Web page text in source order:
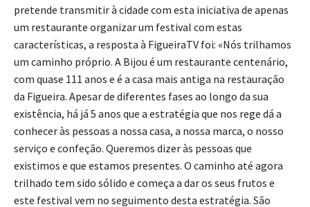
pretende transmitir à cidade com esta iniciativa de apenas
um restaurante organizar um festival com estas
características, a resposta à FigueiraTV foi: «Nós trilhamos
um caminho próprio. A Bijou é um restaurante centenário,
com quase 111 anos e é a casa mais antiga na restauração
da Figueira. Apesar de diferentes fases ao longo da sua
existência, há já 5 anos que a estratégia que nos rege dá a
conhecer às pessoas a nossa casa, a nossa marca, o nosso
serviço e confeção. Queremos dizer às pessoas que
existimos e que estamos presentes. O caminho até agora
trilhado tem sido sólido e começa a dar os seus frutos e
este festival vem no seguimento desta estratégia. São